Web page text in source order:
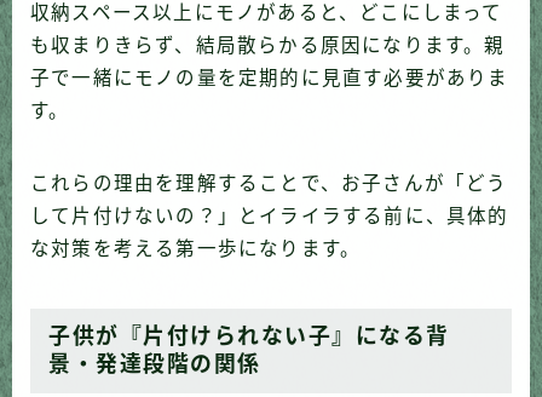
収納スペース以上にモノがあると、どこにしまって
も収まりきらず、結局散らかる原因になります。親
子で一緒にモノの量を定期的に見直す必要がありま
す。
これらの理由を理解することで、お子さんが「どう
して片付けないの？」とイライラする前に、具体的
な対策を考える第一歩になります。
子供が『片付けられない子』になる背
景・発達段階の関係